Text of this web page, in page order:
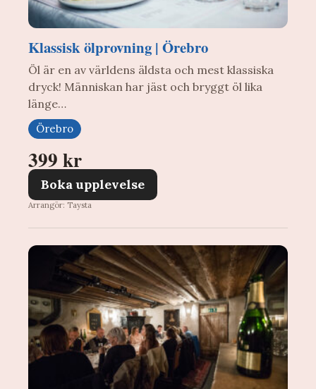
Klassisk ölprovning | Örebro
Öl är en av världens äldsta och mest klassiska
dryck! Människan har jäst och bryggt öl lika
länge…
Örebro
399 kr
Boka upplevelse
Arrangör: Taysta